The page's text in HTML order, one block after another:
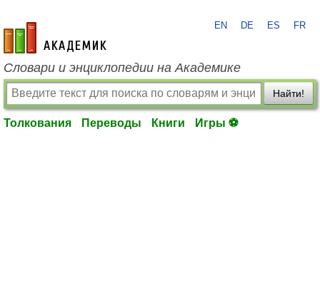
academic.ru
EN DE ES FR
Словари и энциклопедии на Академике
Найти!
Толкования Переводы Книги Игры ⚽